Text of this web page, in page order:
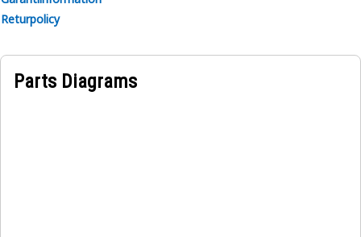
Returpolicy
Parts Diagrams